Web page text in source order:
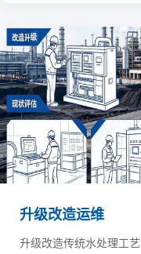
升级改造运维
升级改造传统水处理工